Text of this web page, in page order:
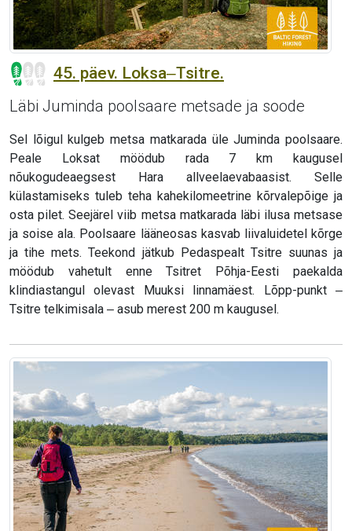
45. päev. Loksa‒Tsitre.
Läbi Juminda poolsaare metsade ja soode
Sel lõigul kulgeb metsa matkarada üle Juminda poolsaare.
Peale Loksat möödub rada 7 km kaugusel
nõukogudeaegsest Hara allveelaevabaasist. Selle
külastamiseks tuleb teha kahekilomeetrine kõrvalepõige ja
osta pilet. Seejärel viib metsa matkarada läbi ilusa metsase
ja soise ala. Poolsaare lääneosas kasvab liivaluidetel kõrge
ja tihe mets. Teekond jätkub Pedaspealt Tsitre suunas ja
möödub vahetult enne Tsitret Põhja-Eesti paekalda
klindiastangul olevast Muuksi linnamäest. Lõpp-punkt ‒
Tsitre telkimisala ‒ asub merest 200 m kaugusel.